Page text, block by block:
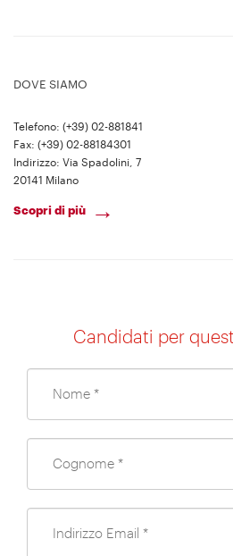
DOVE SIAMO
Telefono: (+39) 02-881841
Fax: (+39) 02-88184301
Indirizzo: Via Spadolini, 7
20141 Milano
Scopri di più
Candidati per